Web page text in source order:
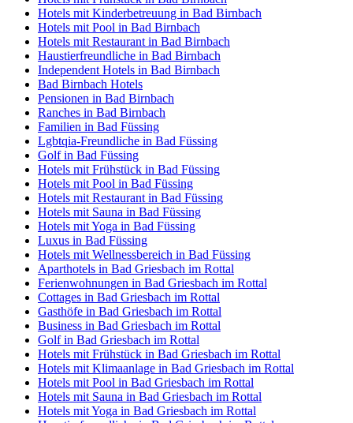
Hotels mit Kinderbetreuung in Bad Birnbach
Hotels mit Pool in Bad Birnbach
Hotels mit Restaurant in Bad Birnbach
Haustierfreundliche in Bad Birnbach
Independent Hotels in Bad Birnbach
Bad Birnbach Hotels
Pensionen in Bad Birnbach
Ranches in Bad Birnbach
Familien in Bad Füssing
Lgbtqia-Freundliche in Bad Füssing
Golf in Bad Füssing
Hotels mit Frühstück in Bad Füssing
Hotels mit Pool in Bad Füssing
Hotels mit Restaurant in Bad Füssing
Hotels mit Sauna in Bad Füssing
Hotels mit Yoga in Bad Füssing
Luxus in Bad Füssing
Hotels mit Wellnessbereich in Bad Füssing
Aparthotels in Bad Griesbach im Rottal
Ferienwohnungen in Bad Griesbach im Rottal
Cottages in Bad Griesbach im Rottal
Gasthöfe in Bad Griesbach im Rottal
Business in Bad Griesbach im Rottal
Golf in Bad Griesbach im Rottal
Hotels mit Frühstück in Bad Griesbach im Rottal
Hotels mit Klimaanlage in Bad Griesbach im Rottal
Hotels mit Pool in Bad Griesbach im Rottal
Hotels mit Sauna in Bad Griesbach im Rottal
Hotels mit Yoga in Bad Griesbach im Rottal